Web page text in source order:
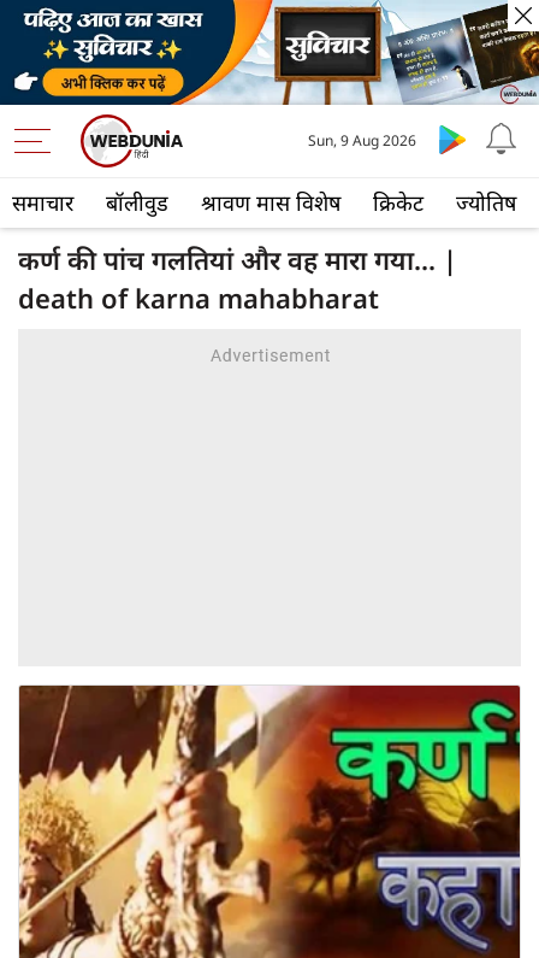
समाचार बॉलीवुड श्रावण मास विशेष क्रिकेट ज्योतिष
Sun, 9 Aug 2026
कर्ण की पांच गलतियां और वह मारा गया... |
death of karna mahabharat